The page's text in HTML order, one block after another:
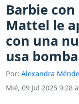
Barbie
Mattel le
con una
usa
Por: Alexandra
Mié, 09 Jul 2025 9:28